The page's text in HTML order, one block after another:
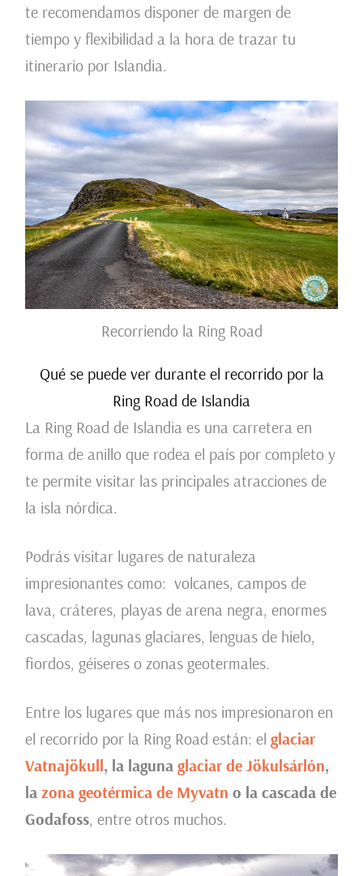
te recomendamos disponer de margen de
tiempo y flexibilidad a la hora de trazar tu
itinerario por Islandia.
Recorriendo la Ring Road
Qué se puede ver durante el recorrido por la
Ring Road de Islandia
La Ring Road de Islandia es una carretera en
forma de anillo que rodea el país por completo y
te permite visitar las principales atracciones de
la isla nórdica.
Podrás visitar lugares de naturaleza
impresionantes como: volcanes, campos de
lava, cráteres, playas de arena negra, enormes
cascadas, lagunas glaciares, lenguas de hielo,
fiordos, géiseres o zonas geotermales.
Entre los lugares que más nos impresionaron en
el recorrido por la Ring Road están: el glaciar
Vatnajökull, la laguna glaciar de Jökulsárlón,
la zona geotérmica de Myvatn o la cascada de
Godafoss, entre otros muchos.